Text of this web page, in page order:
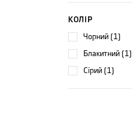
КОЛІР
чорний (1)
блакитний (1)
сірий (1)